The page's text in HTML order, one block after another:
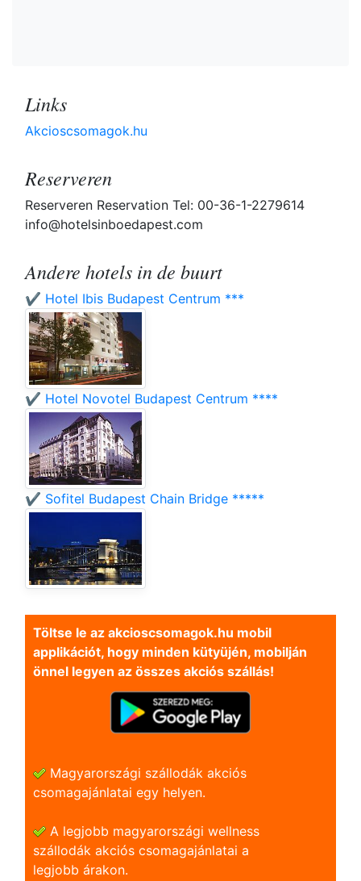
Links
Akcioscsomagok.hu
Reserveren
Reserveren Reservation Tel: 00-36-1-2279614
info@hotelsinboedapest.com
Andere hotels in de buurt
✔️ Hotel Ibis Budapest Centrum ***
✔️ Hotel Novotel Budapest Centrum ****
✔️ Sofitel Budapest Chain Bridge *****
Töltse le az akcioscsomagok.hu mobil
applikációt, hogy minden kütyüjén, mobilján
önnel legyen az összes akciós szállás!
Magyarországi szállodák akciós
csomagajánlatai egy helyen.
A legjobb magyarországi wellness
szállodák akciós csomagajánlatai a
legjobb árakon.